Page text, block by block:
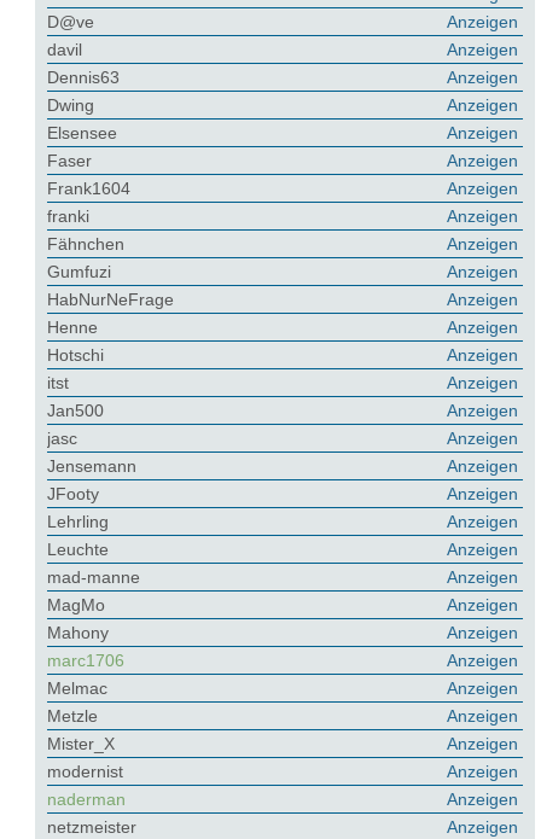
Anzeigen
D@ve
Anzeigen
davil
Anzeigen
Dennis63
Anzeigen
Dwing
Anzeigen
Elsensee
Anzeigen
Faser
Anzeigen
Frank1604
Anzeigen
franki
Anzeigen
Fähnchen
Anzeigen
Gumfuzi
Anzeigen
HabNurNeFrage
Anzeigen
Henne
Anzeigen
Hotschi
Anzeigen
itst
Anzeigen
Jan500
Anzeigen
jasc
Anzeigen
Jensemann
Anzeigen
JFooty
Anzeigen
Lehrling
Anzeigen
Leuchte
Anzeigen
mad-manne
Anzeigen
MagMo
Anzeigen
Mahony
Anzeigen
marc1706
Anzeigen
Melmac
Anzeigen
Metzle
Anzeigen
Mister_X
Anzeigen
modernist
Anzeigen
naderman
Anzeigen
netzmeister